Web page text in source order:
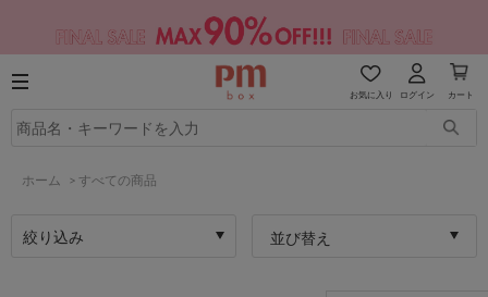
お気に入り ログイン カート
ホーム > すべての商品
絞り込み 並び替え